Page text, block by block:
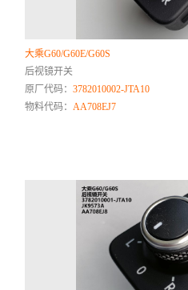
大乘G60/G60E/G60S
后视镜开关
原厂代码：3782010002-JTA10
物料代码：AA708EJ7